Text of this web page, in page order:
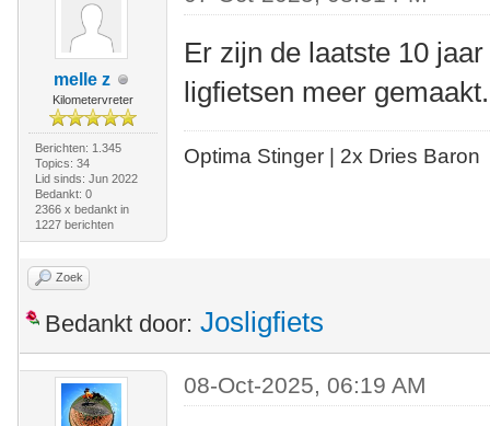
melle z
Kilometervreter
Berichten: 1.345
Topics: 34
Lid sinds: Jun 2022
Bedankt: 0
2366 x bedankt in
1227 berichten
Er zijn de laatste 10
ligfietsen meer
Optima Stinger | 2x Dries Baron
Zoek
Bedankt door: Josligfiets
08-Oct-2025, 06:19 AM